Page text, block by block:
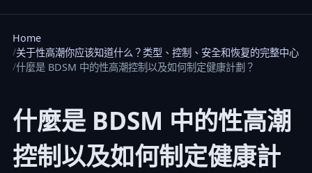
Home
关于性高潮你应该知道什么？类型、控制、安全和恢复的完整中心
什麼是 BDSM 中的性高潮控制以及如何制定健康計劃？
什麼是 BDSM 中的性高潮
控制以及如何制定健康計